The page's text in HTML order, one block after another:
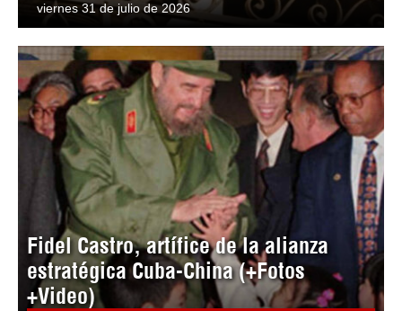
viernes 31 de julio de 2026
Fidel Castro, artífice de la alianza
estratégica Cuba-China (+Fotos
+Video)